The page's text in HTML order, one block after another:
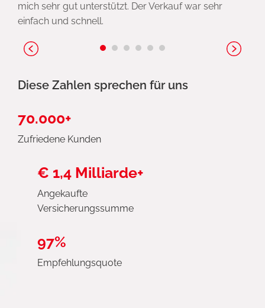
mich sehr gut unterstützt. Der Verkauf war sehr
einfach und schnell.
Diese Zahlen sprechen für uns
70.000+
Zufriedene Kunden
€ 1,4 Milliarde+
Angekaufte
Versicherungssumme
97%
Empfehlungsquote